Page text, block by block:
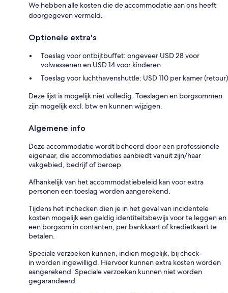
We hebben alle kosten die de accommodatie aan ons heeft
doorgegeven vermeld.
Optionele extra's
Toeslag voor ontbijtbuffet: ongeveer USD 28 voor
volwassenen en USD 14 voor kinderen
Toeslag voor luchthavenshuttle: USD 110 per kamer (retour)
Deze lijst is mogelijk niet volledig. Toeslagen en borgsommen
zijn mogelijk excl. btw en kunnen wijzigen.
Algemene info
Deze accommodatie wordt beheerd door een professionele
eigenaar, die accommodaties aanbiedt vanuit zijn/haar
vakgebied, bedrijf of beroep.
Afhankelijk van het accommodatiebeleid kan voor extra
personen een toeslag worden aangerekend.
Tijdens het inchecken dien je in het geval van incidentele
kosten mogelijk een geldig identiteitsbewijs voor te leggen en
een borgsom in contanten, per bankkaart of kredietkaart te
betalen.
Speciale verzoeken kunnen, indien mogelijk, bij check-
in worden ingewilligd. Hiervoor kunnen extra kosten worden
aangerekend. Speciale verzoeken kunnen niet worden
gegarandeerd.